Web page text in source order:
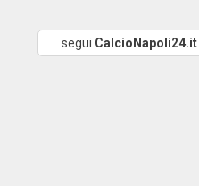
segui CalcioNapoli24.it